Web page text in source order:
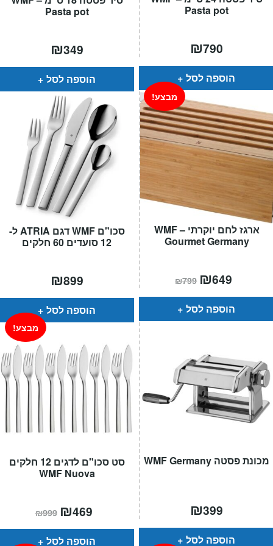
Pasta pot
₪349
הוספה לסל
Pasta pot
₪790
הוספה לסל
סכו"ם WMF דגם ATRIA ל-
12 סועדים 60 חלקים
₪899
הוספה לסל
ארגז לחם יוקרתי – WMF
Gourmet Germany
מבצע!
₪799 המחיר
המקורי
היה:
₪799.
₪649
הוא:
הוספה לסל
סט סכו"ם לדגים 12 חלקים
WMF Nuova
מבצע!
₪999 המחיר
המקורי
היה:
₪999.
₪469
הוא:
הוספה לסל
מכונת פסטה WMF Germany
₪399
הוספה לסל